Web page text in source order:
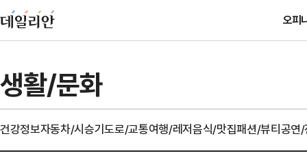
오피
생활/문화
건강정보자동차/시승기도로/교통여행/레저음식/맛집패션/뷰티공연